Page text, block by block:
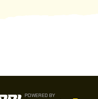
POWERED BY